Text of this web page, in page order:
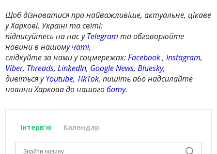
Щоб дізнаватися про найважливіше, актуальне, цікаве
у Харкові, Україні та світі:
підписуйтесь на нас уTelegram та обговорюйте
новини в нашомучаті,
слідкуйте за нами у соцмережах:Facebook,Instagram,
Viber, Threads,LinkedIn, Google News,Bluesky,
дивіться уYoutube, TikTok, пишіть або надсилайте
новини Харкова до нашогоботу.
Інтерв'ю Календар